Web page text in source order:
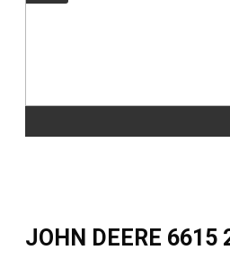
JOHN DEERE 6615